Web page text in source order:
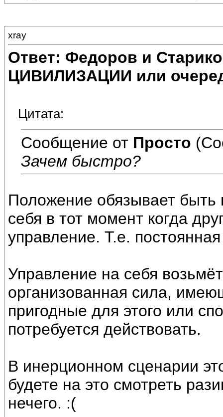
xray
Ответ: Федоров и
ЦИВИЛИЗАЦИИ или
Цитата:
Сообщение от Просто
Зачем быстро?
Положение обязывает быть
себя в тот момент когда
управление. Т.е. постоянная
Управление на себя
организованная сила,
пригодные для этого или
потребуется действовать.
В инерционном сценарии
будете на это смотреть
нечего. :(